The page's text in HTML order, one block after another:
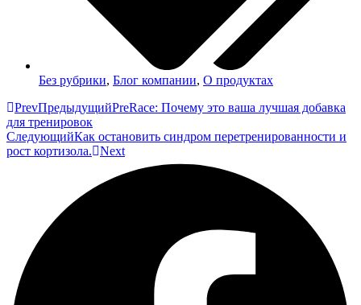
Без рубрики, Блог компании, О продуктах
PrevПредыдущийPreRace: Почему это ваша лучшая добавка
для тренировок
СледующийКак остановить синдром перетренированности и
рост кортизола.
Next